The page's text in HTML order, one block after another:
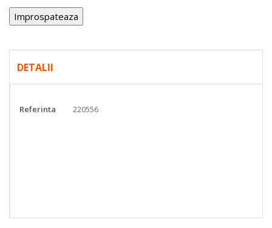
DETALII
Referinta 220556